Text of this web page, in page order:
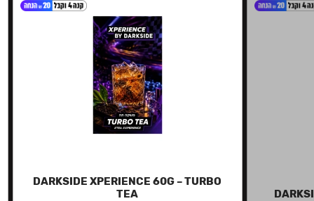
DARKSIDE XPERIENCE 60G – TURBO
TEA